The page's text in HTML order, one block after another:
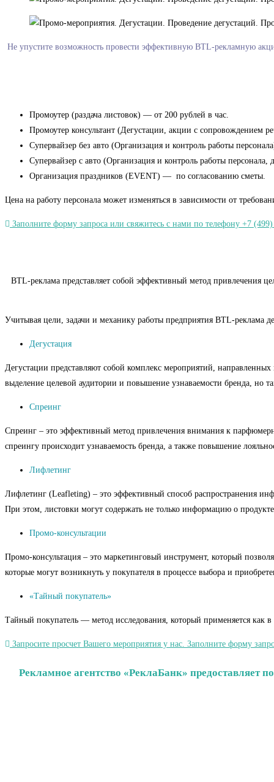
Не упустите возможность провести эффективную BTL-рекламную
Промоутер (раздача листовок) — от 200 рублей в час.
Промоутер консультант (Дегустации, акции с сопровождением
Супервайзер без авто (Организация и контроль работы
Супервайзер с авто (Организация и контроль работы
Организация праздников (EVENT) — по согласованию сметы.
Цена на работу персонала может изменяться в зависимости от
Заполните форму запроса или свяжитесь с нами по телефону +7
BTL-реклама представляет собой эффективный метод привлечения
Учитывая цели, задачи и механику работы предприятия BTL-реклама
Дегустация
Дегустации представляют собой комплекс мероприятий,
выделение целевой аудитории и повышение узнаваемости бренда, но
Спреинг
Спреинг – это эффективный метод привлечения внимания к
спреингу происходит узнаваемость бренда, а также повышение
Лифлетинг
Лифлетинг (Leafleting) – это эффективный способ распространения
При этом, листовки могут содержать не только информацию о
Промо-консультации
Промо-консультация – это маркетинговый инструмент, который
которые могут возникнуть у покупателя в процессе выбора и
«Тайный покупатель»
Тайный покупатель — метод исследования, который применяется как
Запросите просчет Вашего мероприятия у нас. Заполните форму
Рекламное агентство «РеклаБанк»